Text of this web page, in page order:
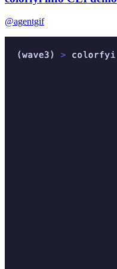
@agentgif